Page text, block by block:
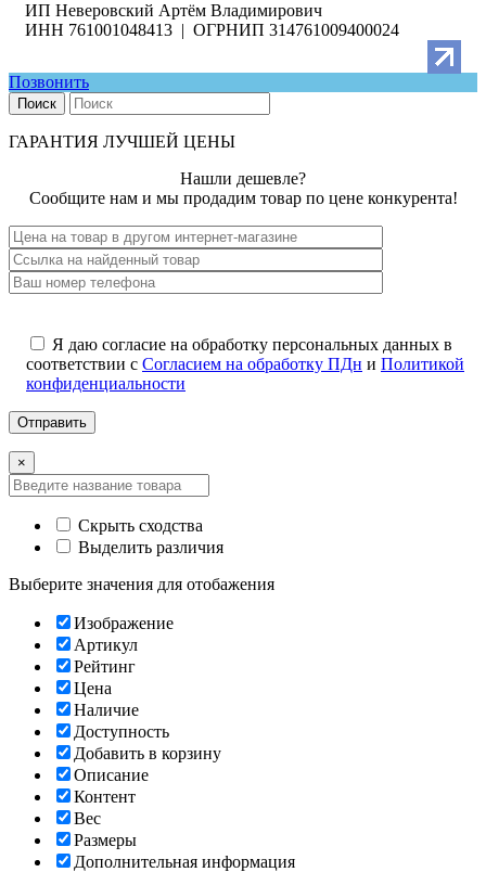
ИП Неверовский Артём Владимирович
ИНН 761001048413 | ОГРНИП 314761009400024
Позвонить
Поиск
ГАРАНТИЯ ЛУЧШЕЙ ЦЕНЫ
Нашли дешевле?
Сообщите нам и мы продадим товар по цене конкурента!
Я даю согласие на обработку персональных данных в
соответствии с Согласием на обработку ПДн и Политикой
конфиденциальности
×
Скрыть сходства
Выделить различия
Выберите значения для отобажения
Изображение
Артикул
Рейтинг
Цена
Наличие
Доступность
Добавить в корзину
Описание
Контент
Вес
Размеры
Дополнительная информация